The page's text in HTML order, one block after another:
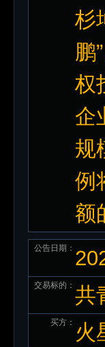
杉
鹏
权
企
规
例
额
公告日期：
交易标的： 共
买方： 火